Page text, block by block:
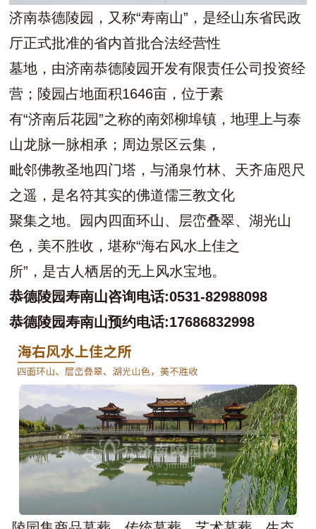
济南恭德陵园 ，又称“寿南山”，是经山东省民政
厅正式批准的省内首批合法经营性
墓地，由济南恭德陵园开发有限责任公司投资经
营；陵园占地面积1646亩，位于素
有“济南后花园”之称的南郊柳埠镇，地理上与泰
山龙脉一脉相承；周边景区云集，
毗邻佛教圣地四门塔，与涌泉竹林、天齐庙咫尺
之遥，是名符其实的佛道儒三教文化
聚集之地。园内四面环山、层峦叠翠、湖光山
色，美不胜收，堪称“海右风水上佳之
所”，是古人栖居的无上风水宝地。
恭德陵园寿南山咨询电话:0531-82988098
恭德陵园寿南山预约电话:17686832998